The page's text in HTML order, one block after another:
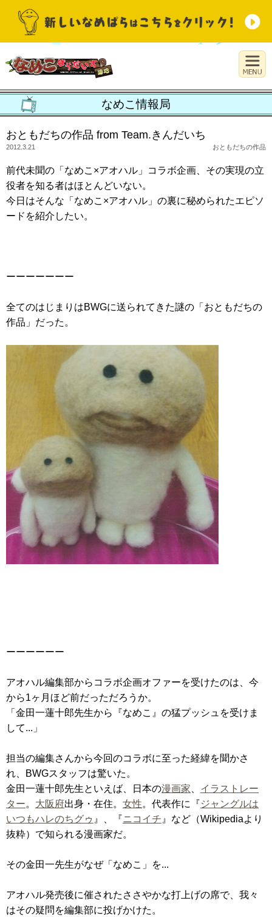
なめこ情報局
おともだちの作品 from Team.きんだいち
2012.3.21 おともだちの作品
前代未聞の「なめこ×アオハル」コラボ企画、その実現の立
役者を知る者はほとんどいない。
今日はそんな「なめこ×アオハル」の裏に秘められたエピソ
ードを紹介したい。
ーーーーーーー
全てのはじまりはBWGに送られてきた謎の「おともだちの
作品」だった。
ーーーーーー
アオハル編集部からコラボ企画オファーを受けたのは、今
から1ヶ月ほど前だっただろうか。
「金田一蓮十郎先生から『なめこ』の猛プッシュを受けま
して...」
担当の編集さんから今回のコラボに至った経緯を聞かさ
れ、BWGスタッフは驚いた。
金田一蓮十郎先生といえば、日本の漫画家
イラストレー
ター。 大阪府出身・在住。 女性。代表作に『ジャングルは
いつもハレのちグゥ 』、『ニコイチ 』など（Wikipediaより
抜粋）で知られる漫画家だ。
その金田一先生がなぜ「なめこ」を...
アオハル発売後に催されたささやかな打上げの席で、我々
はその疑問を編集部に投げかけた。